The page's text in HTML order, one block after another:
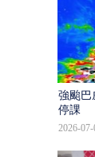
強颱巴
停課
2026-